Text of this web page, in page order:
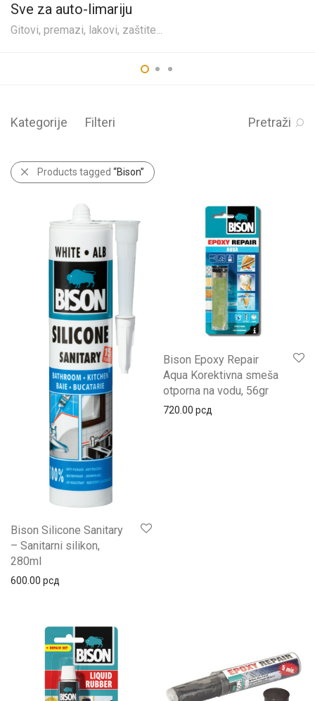
Sve za auto-limariju
Gitovi, premazi, lakovi, zaštite...
Kategorije Filteri Pretraži
Products tagged “Bison”
Bison Silicone Sanitary
– Sanitarni silikon,
280ml
600.00 рсд
Bison Epoxy Repair
Aqua Korektivna smeša
otporna na vodu, 56gr
720.00 рсд